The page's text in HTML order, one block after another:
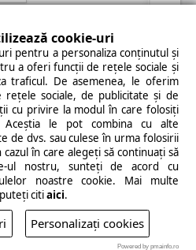
cookie-uri
pentru a personaliza conținutul și
a oferi funcții de rețele sociale și
traficul. De asemenea, le oferim
sociale, de publicitate și de
cu privire la modul în care folosiți
Aceștia le pot combina cu alte
de dvs. sau culese în urma folosirii
în care alegeți să continuați să
ul nostru, sunteți de acord cu
noastre cookie. Mai multe
citiaici.
Personalizați cookies
Powered by pmainfo.ro